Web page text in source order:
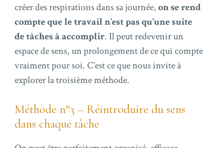
créer des respirations dans sa journée,on se rend
compte que le travail n’est pas qu’une suite
de tâches à accomplir. Il peut redevenir un
espace de sens, un prolongement de ce qui compte
vraiment pour soi. C’est ce que nous invite à
explorer la troisième méthode.
Méthode n°3 – Réintroduire du sens
dans chaque tâche